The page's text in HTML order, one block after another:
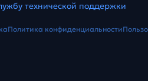
технической поддержки
Политика конфиденциальности